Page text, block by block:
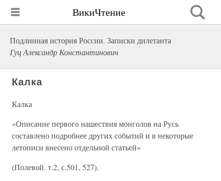
ВикиЧтение
Подлинная история России. Записки дилетанта
Гуц Александр Константинович
Калка
Калка
«Описание первого нашествия монголов на Русь
составлено подробнее других событий и в некоторые
летописи внесено отдельной статьей»
(Полевой. т.2, с.501, 527).